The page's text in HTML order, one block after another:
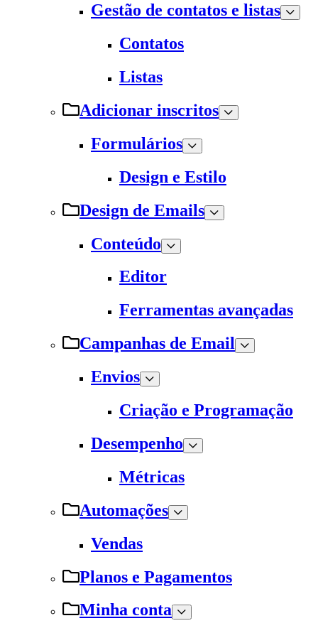
Gestão de contatos e listas
Contatos
Listas
Adicionar inscritos
Formulários
Design e Estilo
Design de Emails
Conteúdo
Editor
Ferramentas avançadas
Campanhas de Email
Envios
Criação e Programação
Desempenho
Métricas
Automações
Vendas
Planos e Pagamentos
Minha conta